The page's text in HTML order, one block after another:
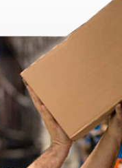
envío cuesta más del